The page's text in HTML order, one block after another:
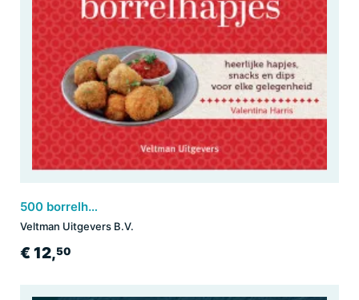
500 borrelhapjes
Veltman Uitgevers B.V.
€ 12,50